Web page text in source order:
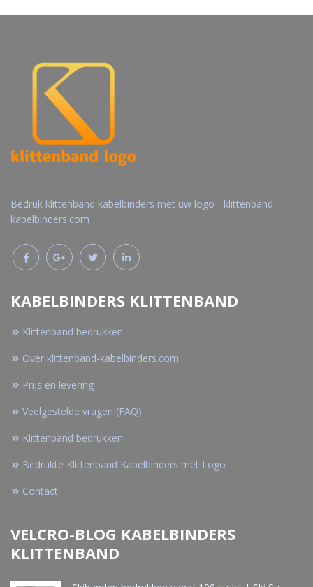
Bedruk klittenband kabelbinders met uw logo - klittenband-
kabelbinders.com
KABELBINDERS KLITTENBAND
Klittenband bedrukken
Over klittenband-kabelbinders.com
Prijs en levering
Veelgestelde vragen (FAQ)
Klittenband bedrukken
Bedrukte Klittenband Kabelbinders met Logo
Contact
VELCRO-BLOG KABELBINDERS
KLITTENBAND